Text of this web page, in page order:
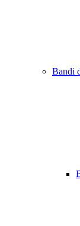
Bandi